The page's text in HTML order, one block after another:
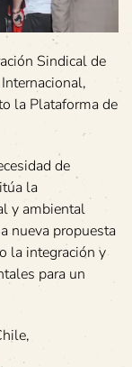
Sindical de
la Plataforma de
de
la
y ambiental
nueva propuesta
la integración y
para un